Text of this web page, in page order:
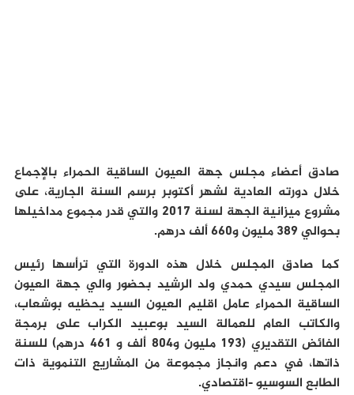
صادق أعضاء مجلس جهة العيون الساقية الحمراء بالإجماع
خلال دورته العادية لشهر أكتوبر برسم السنة الجارية، على
مشروع ميزانية الجهة لسنة 2017 والتي قدر مجموع مداخيلها
بحوالي 389 مليون و660 ألف درهم.
كما صادق المجلس خلال هذه الدورة التي ترأسها رئيس
المجلس سيدي حمدي ولد الرشيد بحضور والي جهة العيون
الساقية الحمراء عامل اقليم العيون السيد يحظيه بوشعاب،
والكاتب العام للعمالة السيد بوعبيد الكراب على برمجة
الفائض التقديري (193 مليون و804 ألف و 461 درهم) للسنة
ذاتها، في دعم وانجاز مجموعة من المشاريع التنموية ذات
الطابع السوسيو -اقتصادي.